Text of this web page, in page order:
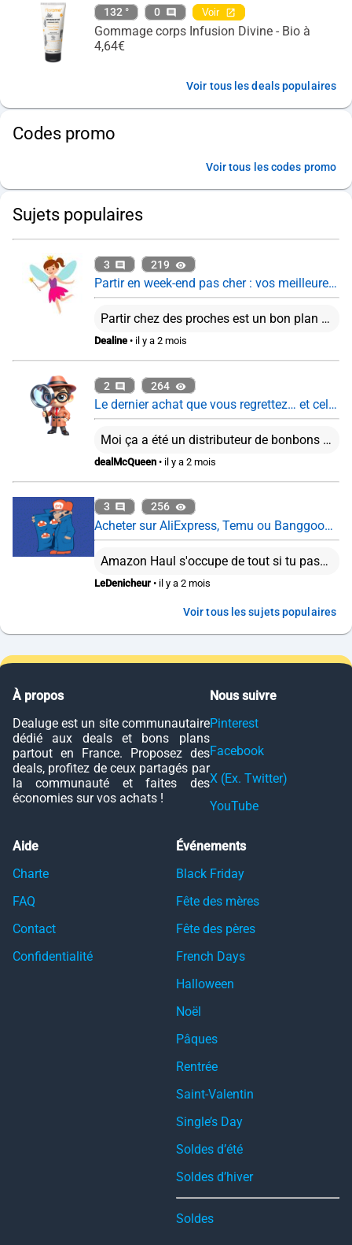
132 ° 0 Voir
Gommage corps Infusion Divine - Bio à
4,64€
Voir tous les deals populaires
Codes promo
Voir tous les codes promo
Sujets populaires
3 219
Partir en week-end pas cher : vos meilleures astuces ?
Partir chez des proches est un bon plan en effet. Je trouve que les box reviennent cher plutôt que d'organiser son voyage soi-même. Cela dit, ça reste pratique pour offrir par exemple.
Dealine • il y a 2 mois
2 264
Le dernier achat que vous regrettez… et celui que vous ne regrettez pas du tout
Moi ça a été un distributeur de bonbons PEZ. C'est fou comme la recharge de ces trucs coutent cher...
dealMcQueen • il y a 2 mois
3 256
Acheter sur AliExpress, Temu ou Banggood : encore intéressant en 2026 ?
Amazon Haul s'occupe de tout si tu passes par le vendeur Haul Global qui n'est autre que Amazon. Tu payes en gros comme un forfait de frais de douanes, si finalement c'est plus, on ne te facturera pas plus. Depuis le 1er mars 2026, tu as une taxe “petits colis” de 2€ pour les colis de moins 150€ en plus de la TVA à l'importation. Bref, à part si l'article n'est vraiment pas dispo dans les boutiques classiques, mieux vaut peut être passé son tour ...
LeDenicheur • il y a 2 mois
Voir tous les sujets populaires
À propos
Dealuge est un site communautaire
dédié aux deals et bons plans
partout en France. Proposez des
deals, profitez de ceux partagés par
la communauté et faites des
économies sur vos achats !
Nous suivre
Pinterest
Facebook
X (Ex. Twitter)
YouTube
Aide
Charte
FAQ
Contact
Confidentialité
Événements
Black Friday
Fête des mères
Fête des pères
French Days
Halloween
Noël
Pâques
Rentrée
Saint-Valentin
Single’s Day
Soldes d’été
Soldes d’hiver
Soldes